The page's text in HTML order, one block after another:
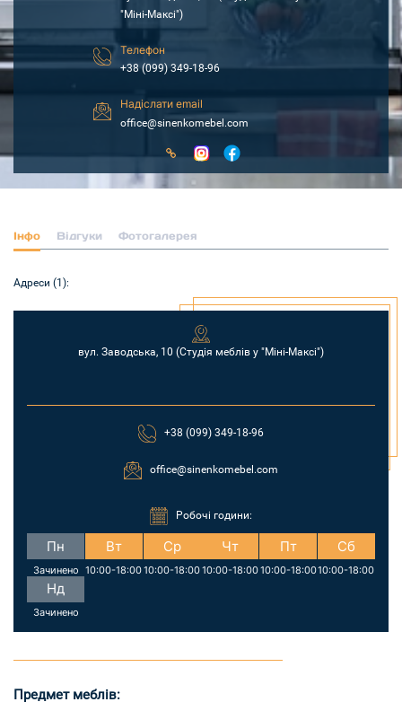
"Міні-Максі")
Телефон
+38 (099) 349-18-96
Надіслати email
office@sinenkomebel.com
Інфо Відгуки Фотогалерея
Адреси (1):
вул. Заводська, 10 (Студія меблів у "Міні-Максі")
+38 (099) 349-18-96
office@sinenkomebel.com
Робочі години:
Пн
Зачинено
Вт
10:00-18:00
Ср
10:00-18:00
Чт
10:00-18:00
Пт
10:00-18:00
Сб
10:00-18:00
Нд
Зачинено
Предмет меблів: